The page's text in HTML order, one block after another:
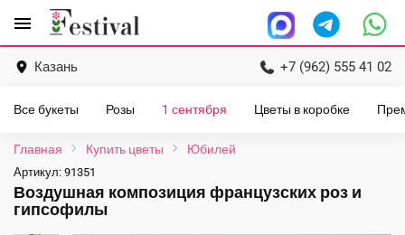
menu
Перейти
содержанию
Казань +7 (962) 555 41 02
Все букеты Розы 1 сентября Цветы в коробке
Главная Купить цветы Юбилей
Артикул: 91351
Воздушная композиция французских роз и
гипсофилы